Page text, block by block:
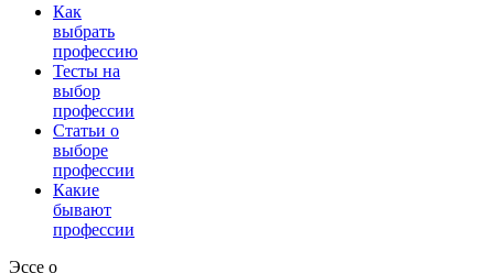
Как
выбрать
профессию
Тесты на
выбор
профессии
Статьи о
выборе
профессии
Какие
бывают
профессии
Эссе о